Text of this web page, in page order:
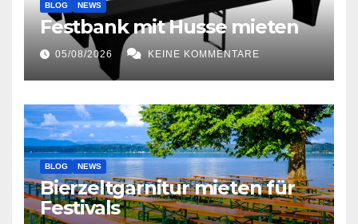
BLOG NEWS
Festbank mit Husse mieten
05/08/2026 KEINE KOMMENTARE
BLOG NEWS
Bierzeltgarnitur mieten für
Festivals